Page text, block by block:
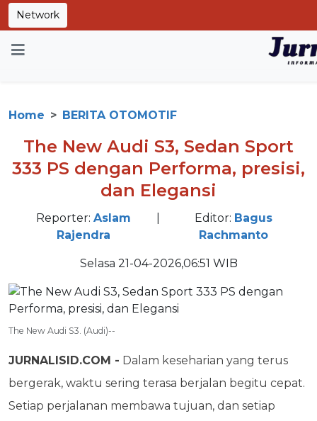
Network
Home BERITA OTOMOTIF
The New Audi S3, Sedan Sport
333 PS dengan Performa, presisi,
dan Elegansi
Reporter: Aslam
Rajendra
Editor: Bagus
Rachmanto
Selasa 21-04-2026,06:51 WIB
The New Audi S3. (Audi)--
JURNALISID.COM - Dalam keseharian yang terus
bergerak, waktu sering terasa berjalan begitu cepat.
Setiap perjalanan membawa tujuan, dan setiap